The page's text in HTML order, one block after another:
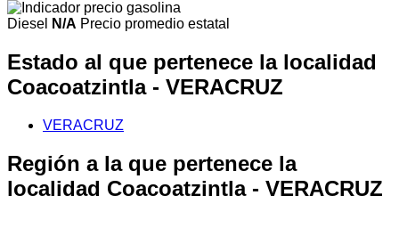
Diesel N/A Precio promedio estatal
Estado al que pertenece la localidad
Coacoatzintla - VERACRUZ
VERACRUZ
Región a la que pertenece la
localidad Coacoatzintla - VERACRUZ